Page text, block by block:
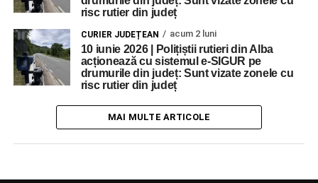
risc rutier din județ
CURIER JUDEȚEAN acum 2 luni
10 iunie 2026 | Polițiștii rutieri din Alba
acționează cu sistemul e-SIGUR pe
drumurile din județ: Sunt vizate zonele cu
risc rutier din județ
MAI MULTE ARTICOLE